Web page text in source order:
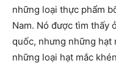
những loại thực phẩm
Nam. Nó được tìm thấy
quốc, nhưng những hạt
những loại hạt mắc